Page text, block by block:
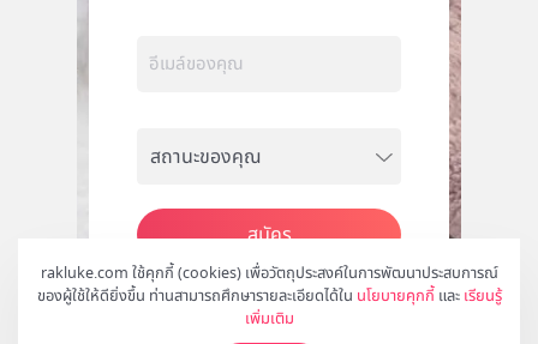
rakluke.com ใช้คุกกี้ (cookies) เพื่อวัตถุประสงค์ในการพัฒนาประสบการณ์
ของผู้ใช้ให้ดียิ่งขึ้น ท่านสามารถศึกษารายละเอียดได้ใน นโยบายคุกกี้ และ เรียนรู้
เพิ่มเติม
สมัคร